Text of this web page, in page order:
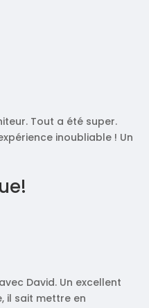
Tout a été super.
inoubliable ! Un
David. Un excellent
il sait mettre en